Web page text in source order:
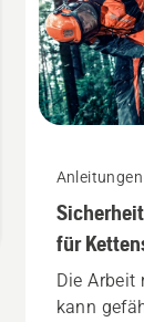
für
Die Arbeit
kann